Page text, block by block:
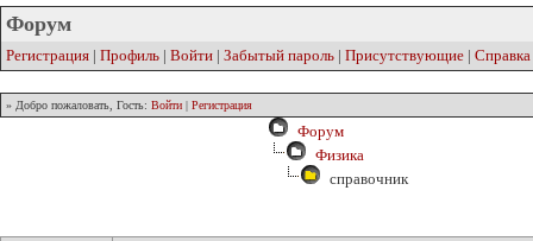
Форум
Регистрация | Профиль | Войти | Забытый пароль | Присутствующие | Справка
» Добро пожаловать, Гость: Войти | Регистрация
Форум
Физика
справочник